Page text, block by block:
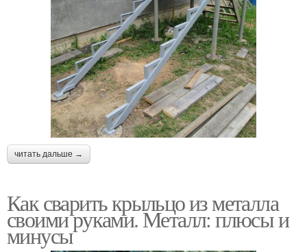
читать дальше →
Как сварить крыльцо из металла
своими руками. Металл: плюсы и
минусы